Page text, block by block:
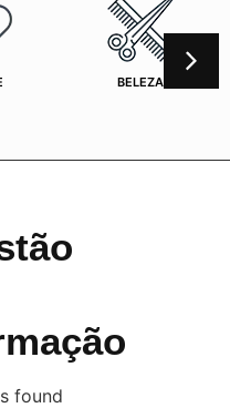
BELEZA
found